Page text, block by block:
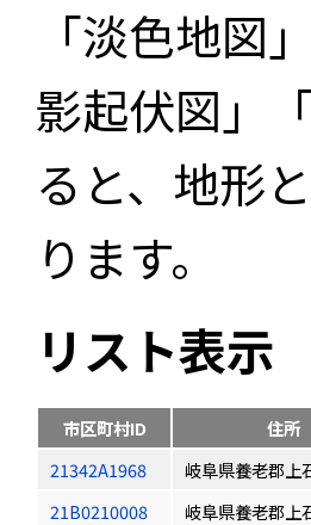
「淡色地図
影起伏図」
ると、地形
ります。
リスト表示
市区町村ID 住所
21342A1968
岐阜県養老郡上
21B0210008
岐阜県養老郡上